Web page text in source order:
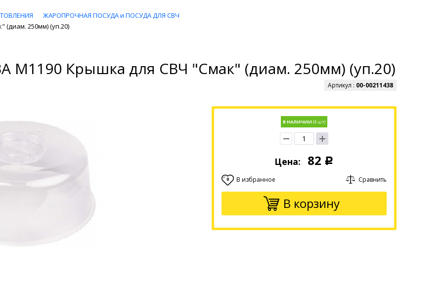
ЖАРОПРОЧНАЯ ПОСУДА и ПОСУДА ДЛЯ СВЧ
250мм) (уп.20)
М1190 Крышка для СВЧ "Смак" (диам. 250мм) (уп.20)
Артикул : 00-00211438
В НАЛИЧИИ
Цена: 82 Р
0 В избранное Сравнить
В корзину